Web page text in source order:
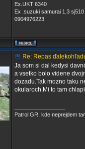
Ex.UKT 6340
Ex .suzuki samurai 1,3 sj510
0904976223
Re: Repas
Ja som si dal kedysi
a vsetko bolo videne
dozadu.Tak mozno taku
okularoch.Mi to tam
Patrol GR, kde neprejdem